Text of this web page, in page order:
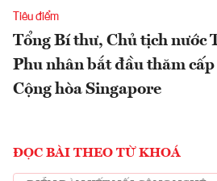
Tiêu điểm
Tổng Bí thư, Chủ tịch nước
Phu nhân bắt đầu thăm
Cộng hòa Singapore
ĐỌC BÀI THEO TỪ KHOÁ